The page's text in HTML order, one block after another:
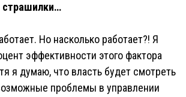
страшилки…
Но насколько работает?! Я
эффективности этого фактора
я думаю, что власть будет смотреть
проблемы в управлении